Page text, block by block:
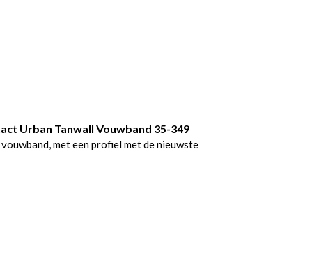
Urban Tanwall Vouwband 35-349
met een profiel met de nieuwste